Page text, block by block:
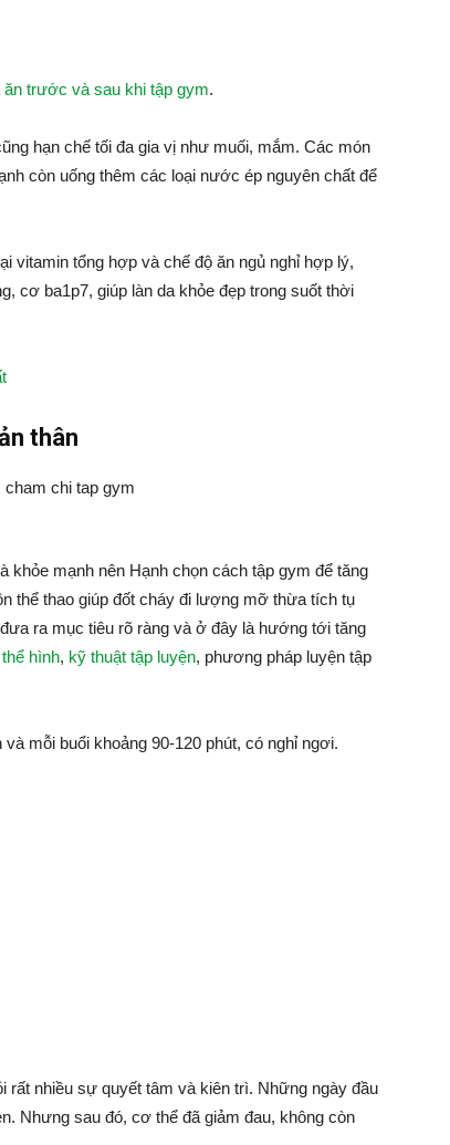
ăn trước và sau khi tập gym.
hạn chế tối đa gia vị như muối, mắm. Các món
còn uống thêm các loại nước ép nguyên chất để
vitamin tổng hợp và chế độ ăn ngủ nghỉ hợp lý,
cơ ba1p7, giúp làn da khỏe đẹp trong suốt thời
thân
mạnh nên Hạnh chọn cách tập gym để tăng
thể thao giúp đốt cháy đi lượng mỡ thừa tích tụ
ra mục tiêu rõ ràng và ở đây là hướng tới tăng
hình, kỹ thuật tập luyện, phương pháp luyện tập
mỗi buổi khoảng 90-120 phút, có nghỉ ngơi.
rất nhiều sự quyết tâm và kiên trì. Những ngày đầu
Nhưng sau đó, cơ thể đã giảm đau, không còn